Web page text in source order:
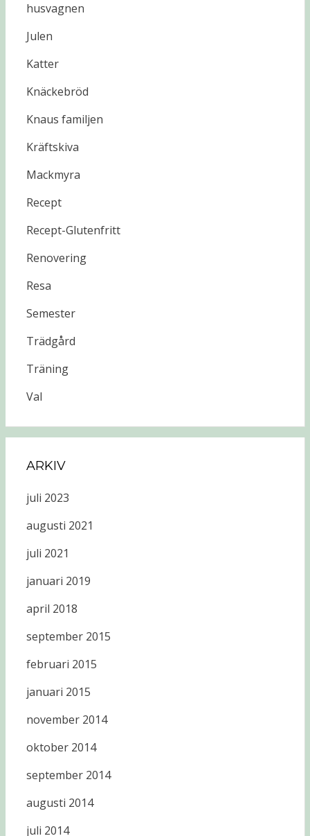
husvagnen
Julen
Katter
Knäckebröd
Knaus familjen
Kräftskiva
Mackmyra
Recept
Recept-Glutenfritt
Renovering
Resa
Semester
Trädgård
Träning
Val
ARKIV
juli 2023
augusti 2021
juli 2021
januari 2019
april 2018
september 2015
februari 2015
januari 2015
november 2014
oktober 2014
september 2014
augusti 2014
juli 2014